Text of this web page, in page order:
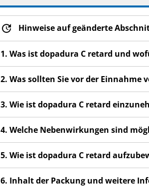
Hinweise auf geänderte
1. Was ist dopadura C retard und
2. Was sollten Sie vor der Einnahme
3. Wie ist dopadura C retard
4. Welche Nebenwirkungen sind
5. Wie ist dopadura C retard
6. Inhalt der Packung und weitere